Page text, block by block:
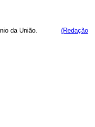
da União. (Redação